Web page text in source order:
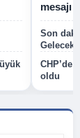
mesajı
Son
Gelecek
CHP’de
oldu